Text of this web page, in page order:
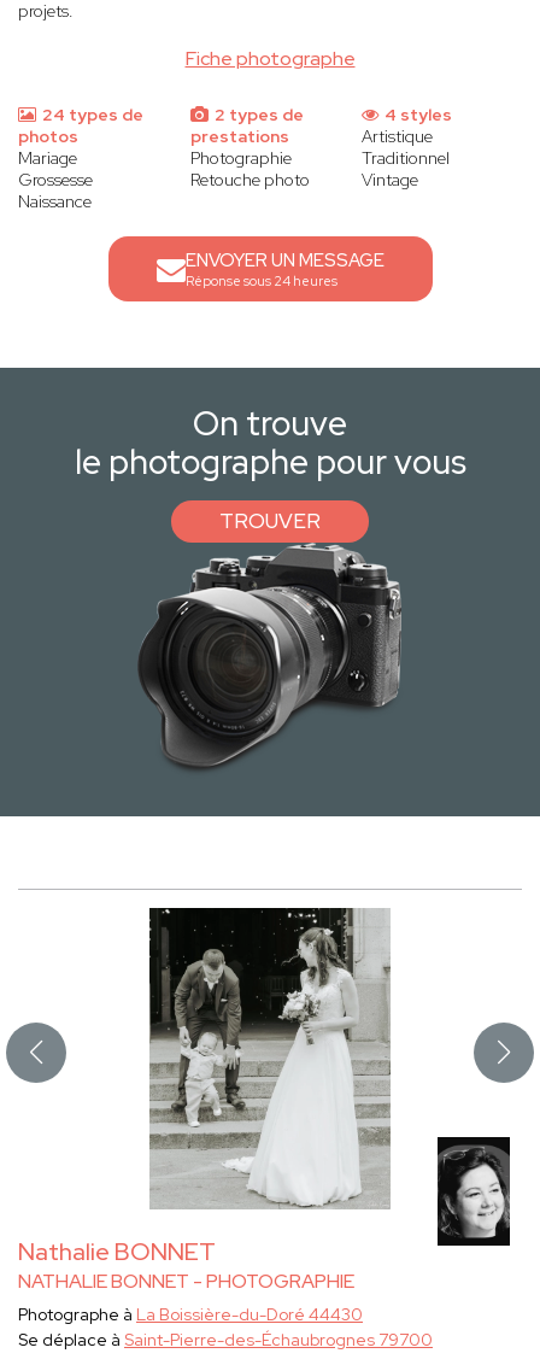
Fiche photographe
projets.
24 types de
photos
Mariage
Grossesse
Naissance
2 types de
prestations
Photographie
Retouche photo
4 styles
Artistique
Traditionnel
Vintage
ENVOYER UN MESSAGE
Réponse sous 24 heures
On trouve
le photographe pour vous
TROUVER
Nathalie BONNET
NATHALIE BONNET - PHOTOGRAPHIE
Photographe à La Boissière-du-Doré 44430
Se déplace à Saint-Pierre-des-Échaubrognes 79700